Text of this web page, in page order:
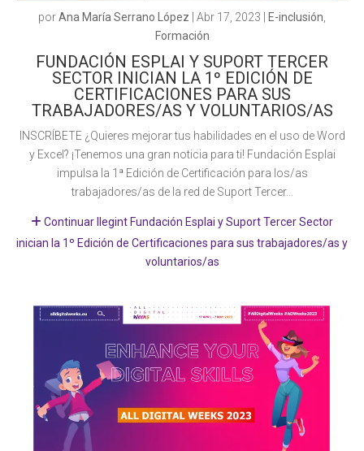
porAna María Serrano López Abr 17, 2023 E-inclusión
Formación
FUNDACIÓN ESPLAI Y SUPORT TERCER
SECTOR INICIAN LA 1º EDICIÓN DE
CERTIFICACIONES PARA SUS
TRABAJADORES/AS Y VOLUNTARIOS/AS
INSCRÍBETE ¿Quieres mejorar tus habilidades en el uso de Word
y Excel? ¡Tenemos una gran noticia para ti! Fundación Esplai
impulsa la 1ª Edición de Certificación para los/as
trabajadores/as de la red de Suport Tercer...
Continuar llegint Fundación Esplai y Suport Tercer Sector
inician la 1º Edición de Certificaciones para sus trabajadores/as y
voluntarios/as